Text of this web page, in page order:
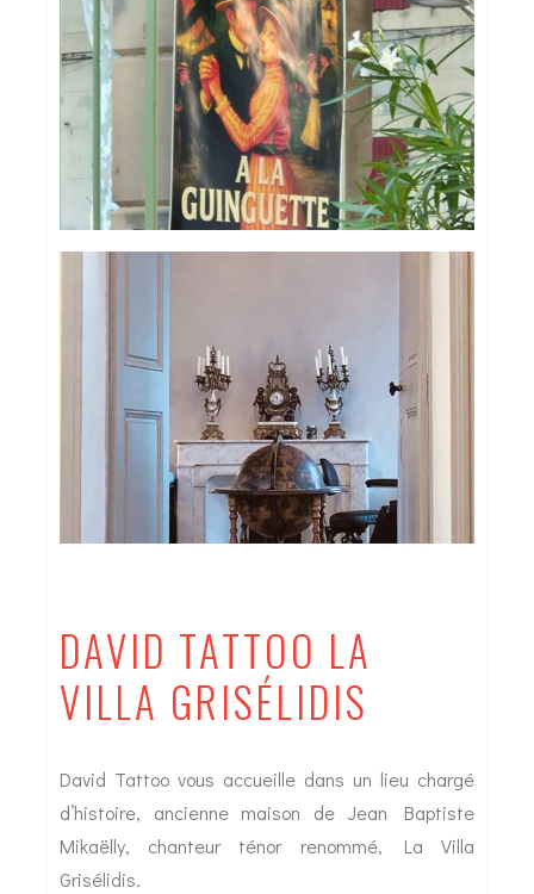
DAVID TATTOO LA
VILLA GRISÉLIDIS
David Tattoo vous accueille dans un lieu chargé
d’histoire, ancienne maison de Jean Baptiste
Mikaëlly, chanteur ténor renommé, La Villa
Grisélidis.